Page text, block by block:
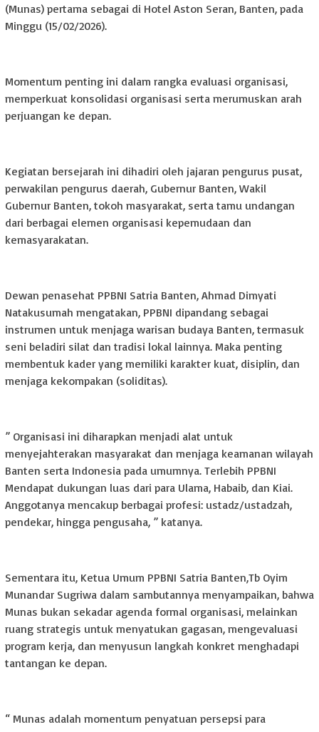
(Munas) pertama sebagai di Hotel Aston Seran, Banten, pada
Minggu (15/02/2026).
‎Momentum penting ini dalam rangka evaluasi organisasi,
memperkuat konsolidasi organisasi serta merumuskan arah
perjuangan ke depan.
Kegiatan bersejarah ini dihadiri oleh jajaran pengurus pusat,
perwakilan pengurus daerah, Gubernur Banten, Wakil
Gubernur Banten, tokoh masyarakat, serta tamu undangan
dari berbagai elemen organisasi kepemudaan dan
kemasyarakatan.
‎Dewan penasehat PPBNI Satria Banten, Ahmad Dimyati
Natakusumah mengatakan, PPBNI dipandang sebagai
instrumen untuk menjaga warisan budaya Banten, termasuk
seni beladiri silat dan tradisi lokal lainnya. Maka penting
membentuk kader yang memiliki karakter kuat, disiplin, dan
menjaga kekompakan (soliditas).
‎” Organisasi ini diharapkan menjadi alat untuk
menyejahterakan masyarakat dan menjaga keamanan wilayah
Banten serta Indonesia pada umumnya. Terlebih PPBNI
Mendapat dukungan luas dari para Ulama, Habaib, dan Kiai.
Anggotanya mencakup berbagai profesi: ustadz/ustadzah,
pendekar, hingga pengusaha, ” katanya.
‎Sementara itu, Ketua Umum PPBNI Satria Banten,Tb Oyim
Munandar Sugriwa dalam sambutannya menyampaikan, bahwa
Munas bukan sekadar agenda formal organisasi, melainkan
ruang strategis untuk menyatukan gagasan, mengevaluasi
program kerja, dan menyusun langkah konkret menghadapi
tantangan ke depan.
‎“ Munas adalah momentum penyatuan persepsi para